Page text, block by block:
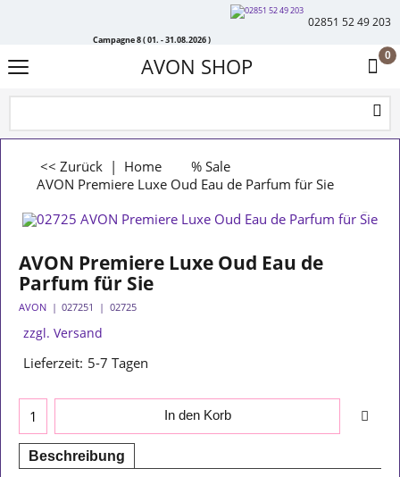
Campagne 8 ( 01. - 31.08.2026 )
02851 52 49 203
AVON SHOP 0
<< Zurück | Home
% Sale
AVON Premiere Luxe Oud Eau de Parfum für Sie
AVON Premiere Luxe Oud Eau de
Parfum für Sie
AVON 027251 02725
zzgl. Versand
Lieferzeit: 5-7 Tagen
In den Korb
Beschreibung